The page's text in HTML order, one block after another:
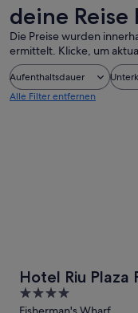
deine
Die Preise wurden
ermittelt. Klicke, um
Aufenthaltsdauer
Alle Filter entfernen
Hotel Riu Plaza
4